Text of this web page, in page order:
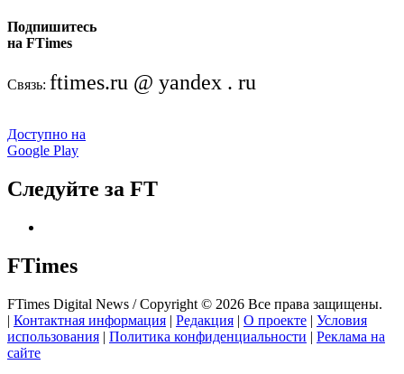
Подпишитесь
на FTimes
Связь: ftimes.ru @ yandex . ru
Доступно на
Google Play
Следуйте за FT
FTimes
FTimes Digital News / Copyright © 2026 Все права защищены.
| Контактная информация | Редакция | О проекте | Условия
использования | Политика конфиденциальности | Реклама на
сайте